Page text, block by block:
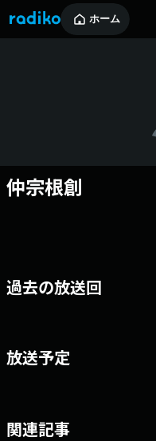
ホーム
仲宗根創
過去の放送回
放送予定
関連記事